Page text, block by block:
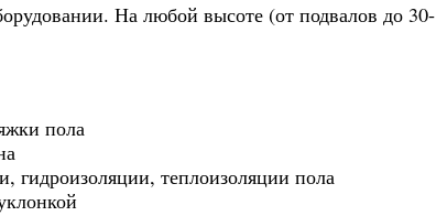
На любой высоте (от подвалов до 30-
пола
гидроизоляции, теплоизоляции пола